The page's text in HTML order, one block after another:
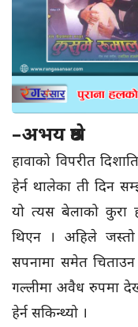
–अभय श्रेष्ठ
हावाको विपरीत
हेर्न थालेका ती दिन
यो त्यस बेलाको कुरा
थिएन । अहिले जस्तो
सपनामा समेत
गल्लीमा अवैध रुपमा
हेर्न सकिन्थ्यो ।